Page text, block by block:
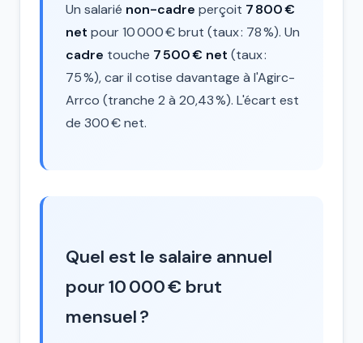
Un salarié non-cadre perçoit 7 800 €
net pour 10 000 € brut (taux : 78 %). Un
cadre touche 7 500 € net (taux :
75 %), car il cotise davantage à l'Agirc-
Arrco (tranche 2 à 20,43 %). L'écart est
de 300 € net.
Quel est le salaire annuel
pour 10 000 € brut
mensuel ?